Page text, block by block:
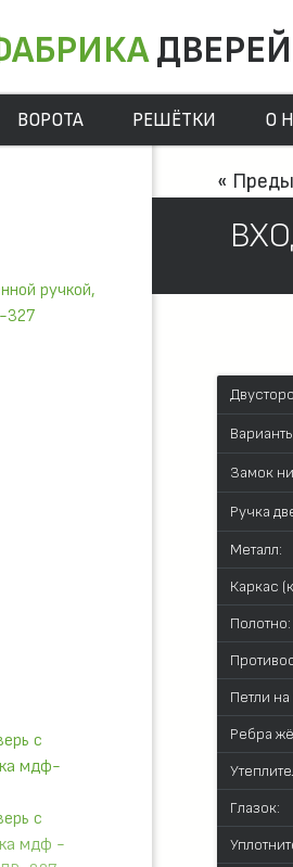
ДВЕРЕЙ
ВОРОТА РЕШЁТКИ О
«
Замок
Ручка
Металл:
Каркас
Полотно:
Петли
Ребра
Глазок: